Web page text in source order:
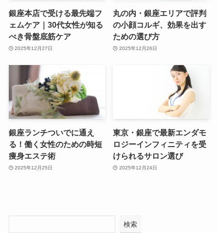
銀座本店で受ける最先端フ
ェムケア｜30代女性が知る
べき骨盤底筋ケア
2025年12月27日
丸の内・銀座エリアで評判
の小顔コルギ、効果を出す
ための選び方
2025年12月26日
銀座ランチついでに通え
る！働く女性のための時短
痩身エステ術
2025年12月25日
東京・銀座で最新エンダモ
ロジーインフィニティを受
けられるサロン選び
2025年12月24日
検索